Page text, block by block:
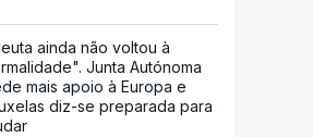
ainda não voltou à
Junta Autónoma
mais apoio à Europa e
diz-se preparada para